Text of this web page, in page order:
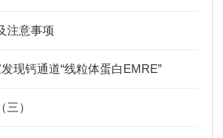
注意事项
现钙通道“线粒体蛋白EMRE”
）